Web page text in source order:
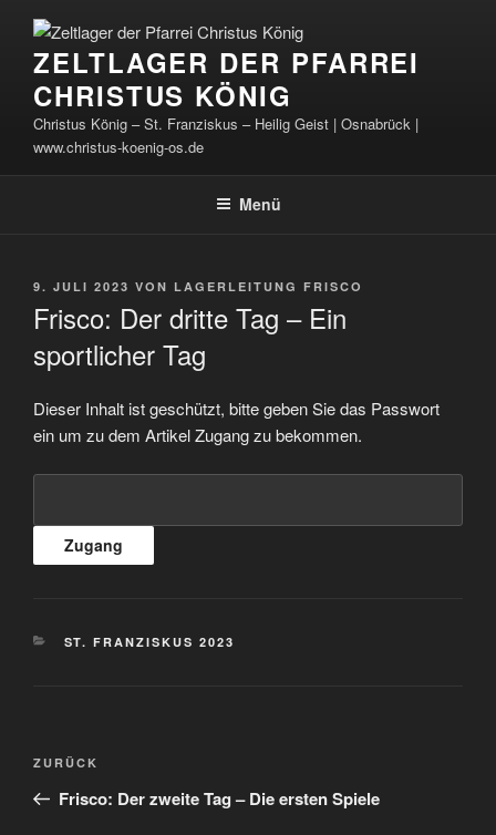
Inhalt
springenZELTLAGER DER PFARREI
CHRISTUS KÖNIG
Christus König – St. Franziskus – Heilig Geist | Osnabrück |
www.christus-koenig-os.de
Menü
VERÖFFENTLICHT
9. JULI 2023 VON LAGERLEITUNG FRISCO
Frisco: Der dritte Tag – Ein
sportlicher Tag
Dieser Inhalt ist geschützt, bitte geben Sie das Passwort
ein um zu dem Artikel Zugang zu bekommen.
KATEGORIEN
ST. FRANZISKUS 2023
Beitragsnavigation
Vorheriger
Beitrag
ZURÜCK
Frisco: Der zweite Tag – Die ersten Spiele